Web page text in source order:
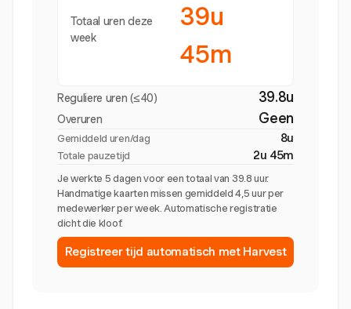
Totaal uren deze
week
39u
45m
Reguliere uren (≤40) 39.8u
Overuren Geen
Gemiddeld uren/dag 8u
Totale pauzetijd 2u 45m
Je werkte 5 dagen voor een totaal van 39.8 uur.
Handmatige kaarten missen gemiddeld 4,5 uur per
medewerker per week. Automatische registratie
dicht die kloof.
Registreer tijd automatisch met Harvest